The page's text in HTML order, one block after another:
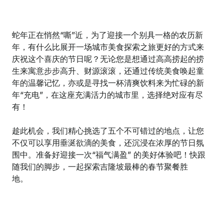
蛇年正在悄然“嘶”近，为了迎接一个别具一格的农历新
年，有什么比展开一场城市美食探索之旅更好的方式来
庆祝这个喜庆的节日呢？无论您是想通过高高捞起的捞
生来寓意步步高升、财源滚滚，还通过传统美食唤起童
年的温馨记忆，亦或是寻找一杯清爽饮料来为忙碌的新
年“充电”，在这座充满活力的城市里，选择绝对应有尽
有！
趁此机会，我们精心挑选了五个不可错过的地点，让您
不仅可以享用垂涎欲滴的美食，还沉浸在浓厚的节日氛
围中。准备好迎接一次“福气满盈” 的美好体验吧！快跟
随我们的脚步，一起探索吉隆坡最棒的春节聚餐胜
地。